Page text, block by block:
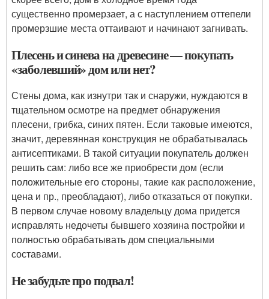
существенно промерзает, а с наступлением оттепели
промерзшие места оттаивают и начинают загнивать.
Плесень и синева на древесине — покупать
«заболевший» дом или нет?
Стены дома, как изнутри так и снаружи, нуждаются в
тщательном осмотре на предмет обнаружения
плесени, грибка, синих пятен. Если таковые имеются,
значит, деревянная конструкция не обрабатывалась
антисептиками. В такой ситуации покупатель должен
решить сам: либо все же приобрести дом (если
положительные его стороны, такие как расположение,
цена и пр., преобладают), либо отказаться от покупки.
В первом случае новому владельцу дома придется
исправлять недочеты бывшего хозяина постройки и
полностью обрабатывать дом специальными
составами.
Не забудьте про подвал!